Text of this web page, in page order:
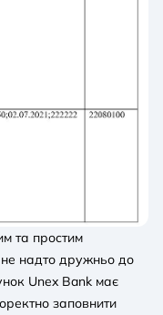
та простим
надто дружньо до
Unex Bank має
заповнити